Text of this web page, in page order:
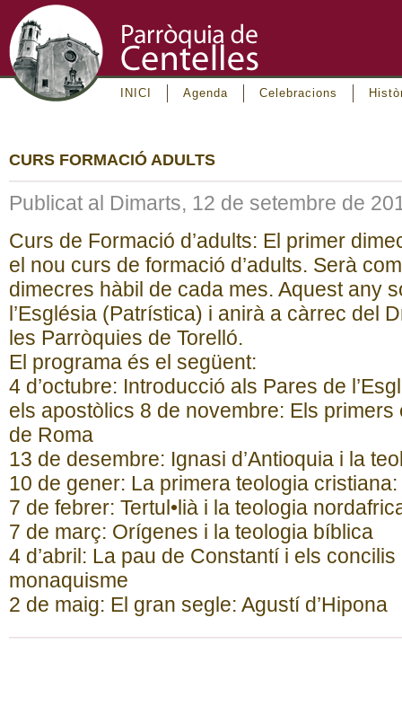
INICI Agenda Celebracions
CURS FORMACIÓ ADULTS
Publicat al Dimarts, 12 de setembre de
Curs de Formació d’adults: El primer
el nou curs de formació d’adults. Serà
dimecres hàbil de cada mes. Aquest any
l’Església (Patrística) i anirà a càrrec del
les Parròquies de Torelló.
El programa és el següent:
4 d’octubre: Introducció als Pares de
els apostòlics 8 de novembre: Els
de Roma
13 de desembre: Ignasi d’Antioquia i la
10 de gener: La primera teologia
7 de febrer: Tertul•lià i la teologia
7 de març: Orígenes i la teologia bíblica
4 d’abril: La pau de Constantí i els
monaquisme
2 de maig: El gran segle: Agustí d’Hipona